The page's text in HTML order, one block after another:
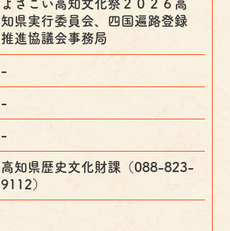
よさこい高知文化祭２０２６高
知県実行委員会、四国遍路登録
推進協議会事務局
-
-
-
高知県歴史文化財課（088-823-
9112）